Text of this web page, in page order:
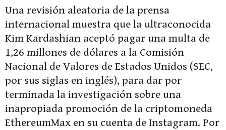
Una revisión aleatoria de la prensa
internacional muestra que la ultraconocida
Kim Kardashian aceptó pagar una multa de
1,26 millones de dólares a la Comisión
Nacional de Valores de Estados Unidos (SEC,
por sus siglas en inglés), para dar por
terminada la investigación sobre una
inapropiada promoción de la criptomoneda
EthereumMax en su cuenta de Instagram. Por